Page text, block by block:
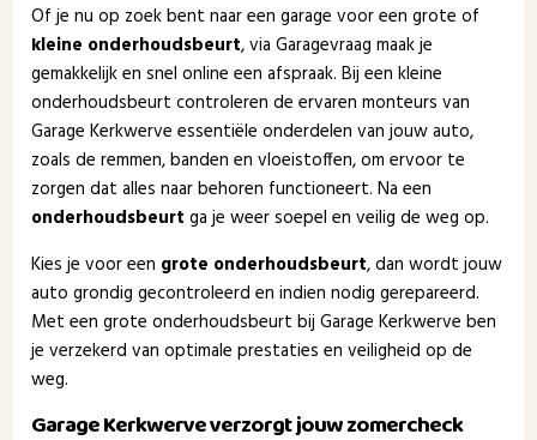
Of je nu op zoek bent naar een garage voor een grote of
kleine onderhoudsbeurt, via Garagevraag maak je
gemakkelijk en snel online een afspraak. Bij een kleine
onderhoudsbeurt controleren de ervaren monteurs van
Garage Kerkwerve essentiële onderdelen van jouw auto,
zoals de remmen, banden en vloeistoffen, om ervoor te
zorgen dat alles naar behoren functioneert. Na een
onderhoudsbeurt ga je weer soepel en veilig de weg op.
Kies je voor een grote onderhoudsbeurt, dan wordt jouw
auto grondig gecontroleerd en indien nodig gerepareerd.
Met een grote onderhoudsbeurt bij Garage Kerkwerve ben
je verzekerd van optimale prestaties en veiligheid op de
weg.
Garage Kerkwerve verzorgt jouw zomercheck